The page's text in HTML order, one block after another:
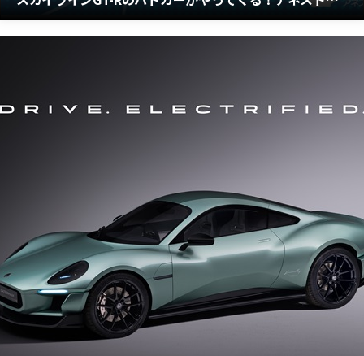
田「BLUE LINK FES.（ブルーリンクフェス）」